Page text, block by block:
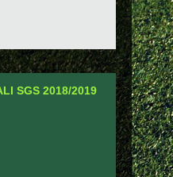
SGS 2018/2019